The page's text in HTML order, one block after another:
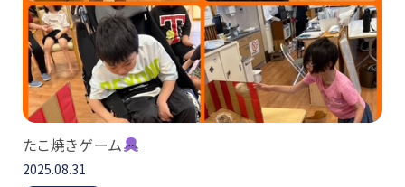
たこ焼きゲーム
2025.08.31